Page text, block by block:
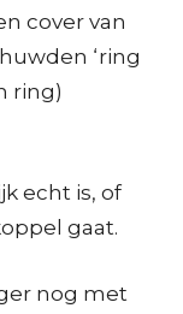
cover van
‘ring
ring)
echt is, of
gaat.
nog met